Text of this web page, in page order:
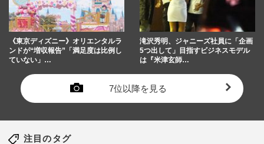
《東京ディズニー》オリエンタルラ
ンドが“増収報告”「満足度は比例し
ていない」…
滝沢秀明、ジャニーズ社員に「企画
5つ出して」目指すビジネスモデル
は『米津玄師…
7位以降を見る
注目のタグ